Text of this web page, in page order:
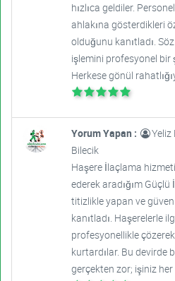
hızlıca geldiler.
ahlakına gösterdikleri
olduğunu kanıtladı.
işlemini profesyonel bir
Herkese gönül
Yorum Yapan : Yeliz
Bilecik
Haşere İlaçlama
ederek aradığım
titizlikle yapan ve
kanıtladı. Haşerelerle
profesyonellikle
kurtardılar. Bu devirde
gerçekten zor; işiniz